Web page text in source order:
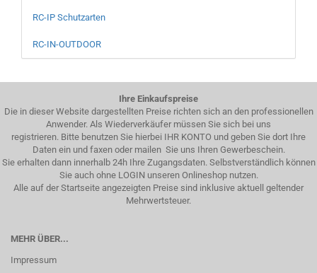
RC-IP Schutzarten
RC-IN-OUTDOOR
Ihre Einkaufspreise
Die in dieser Website dargestellten Preise richten sich an den professionellen
Anwender. Als Wiederverkäufer müssen Sie sich bei uns
registrieren. Bitte benutzen Sie hierbei IHR KONTO und geben Sie dort Ihre
Daten ein und faxen oder mailen Sie uns Ihren Gewerbeschein.
Sie erhalten dann innerhalb 24h Ihre Zugangsdaten. Selbstverständlich können
Sie auch ohne LOGIN unseren Onlineshop nutzen.
Alle auf der Startseite angezeigten Preise sind inklusive aktuell geltender
Mehrwertsteuer.
MEHR ÜBER...
Impressum